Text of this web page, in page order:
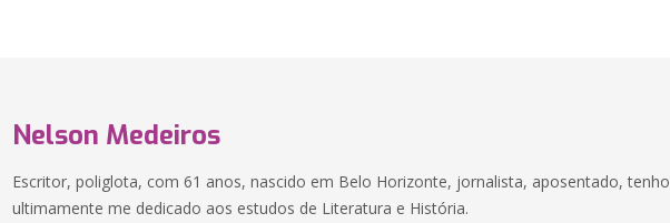
Nelson Medeiros
Escritor, poliglota, com 61 anos, nascido em Belo Horizonte, jornalista, aposentado, tenho
ultimamente me dedicado aos estudos de Literatura e História.